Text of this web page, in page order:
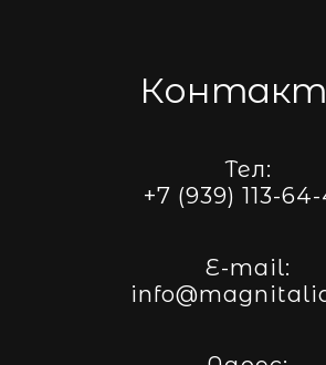
Тел:
+7 (939) 113-
E-mail: